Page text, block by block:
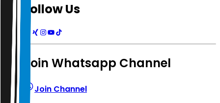
Follow Us
Join Whatsapp Channel
Join Channel